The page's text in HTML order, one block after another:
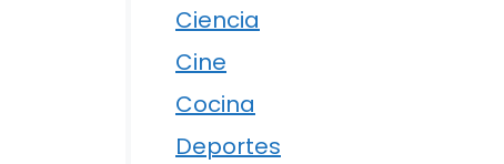
Ciencia
Cine
Cocina
Deportes